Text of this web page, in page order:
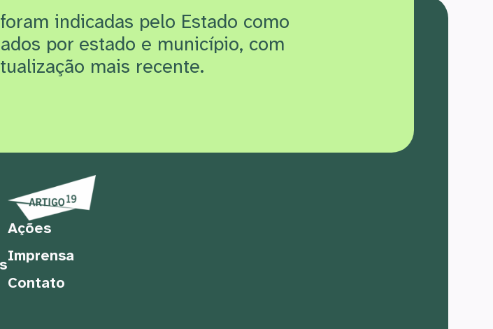
oram indicadas pelo Estado como
por estado e município, com
mais recente.
Ações
Imprensa
Contato